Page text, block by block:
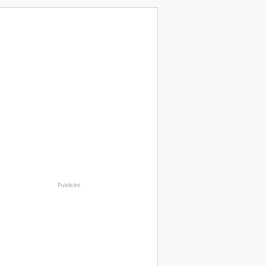
Publicité